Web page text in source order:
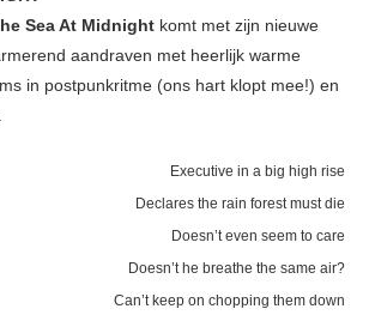
Sea At Midnight komt met zijn nieuwe
aandraven met heerlijk warme
in postpunkritme (ons hart klopt mee!) en
Executive in a big high rise
Declares the rain forest must die
Doesn’t even seem to care
Doesn’t he breathe the same air?
Can’t keep on chopping them down